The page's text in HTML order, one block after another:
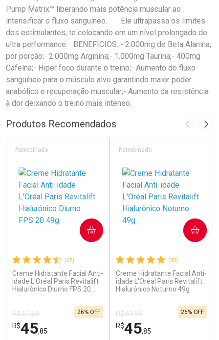
Pump Matrix™ liberando mais potência muscular ao
intensificar o fluxo sanguíneo. Ele ultrapassa os limites
dos estimulantes, te colocando em um nível prolongado de
ultra performance. BENEFÍCIOS: - 2.000mg de Beta Alanina,
por porção;- 2.000mg Arginina;- 1.000mg Taurina;- 400mg
Cafeína;- Hiper foco durante o treino;- Aumento do fluxo
sanguíneo para o músculo alvo garantindo maior poder
anabólico e recuperação muscular;- Aumento da resistência
à dor deixando o treino mais intenso.
Produtos Recomendados Imagem
(67)
Creme Hidratante Facial Anti-
idade L'Oréal Paris Revitalift
Hialurônico Diurno FPS 20
Patrocinado
R$ 61,59
R$45,85
26% OFF
COMPRAR
(80)
Creme Hidratante Facial Anti-
idade L'Oréal Paris Revitalift
Hialurônico Noturno 49g
Patrocinado
R$ 61,99
R$45,85
26% OFF
COMPRAR